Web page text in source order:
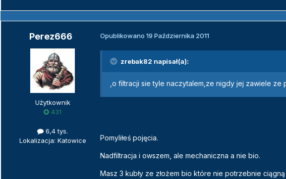
Perez666
Użytkownik
431
6,4 tys.
Lokalizacja: Katowice
Opublikowano 19 Października 2011
zrebak82 napisał(a):
,o filtracji sie tyle naczytalem,ze nigdy jej zawiele ze
Pomyliłeś pojęcia.
Nadfiltracja i owszem, ale mechaniczna a nie bio.
Masz 3 kubły ze złożem bio które nie potrzebnie